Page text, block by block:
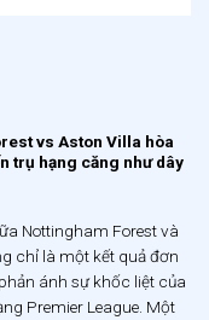
vs Aston Villa hòa
trụ hạng căng như dây
Nottingham Forest và
chỉ là một kết quả đơn
ánh sự khốc liệt của
Premier League. Một